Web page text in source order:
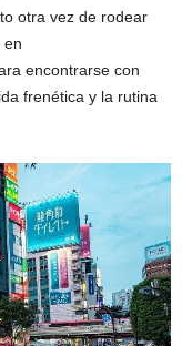
otra vez de rodear
en
encontrarse con
frenética y la rutina